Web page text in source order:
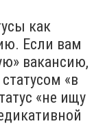
как
Если вам
вакансию,
«в
«не ищу